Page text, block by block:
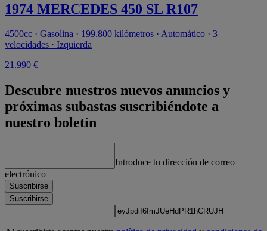
1974 MERCEDES 450 SL R107
4500cc · Gasolina · 199.800 kilómetros · Automático · 3
velocidades · Izquierda
21.990 €
Descubre nuestros nuevos anuncios y
próximas subastas suscribiéndote a
nuestro boletín
Introduce tu dirección de correo
electrónico
Suscribirse
Suscribirse